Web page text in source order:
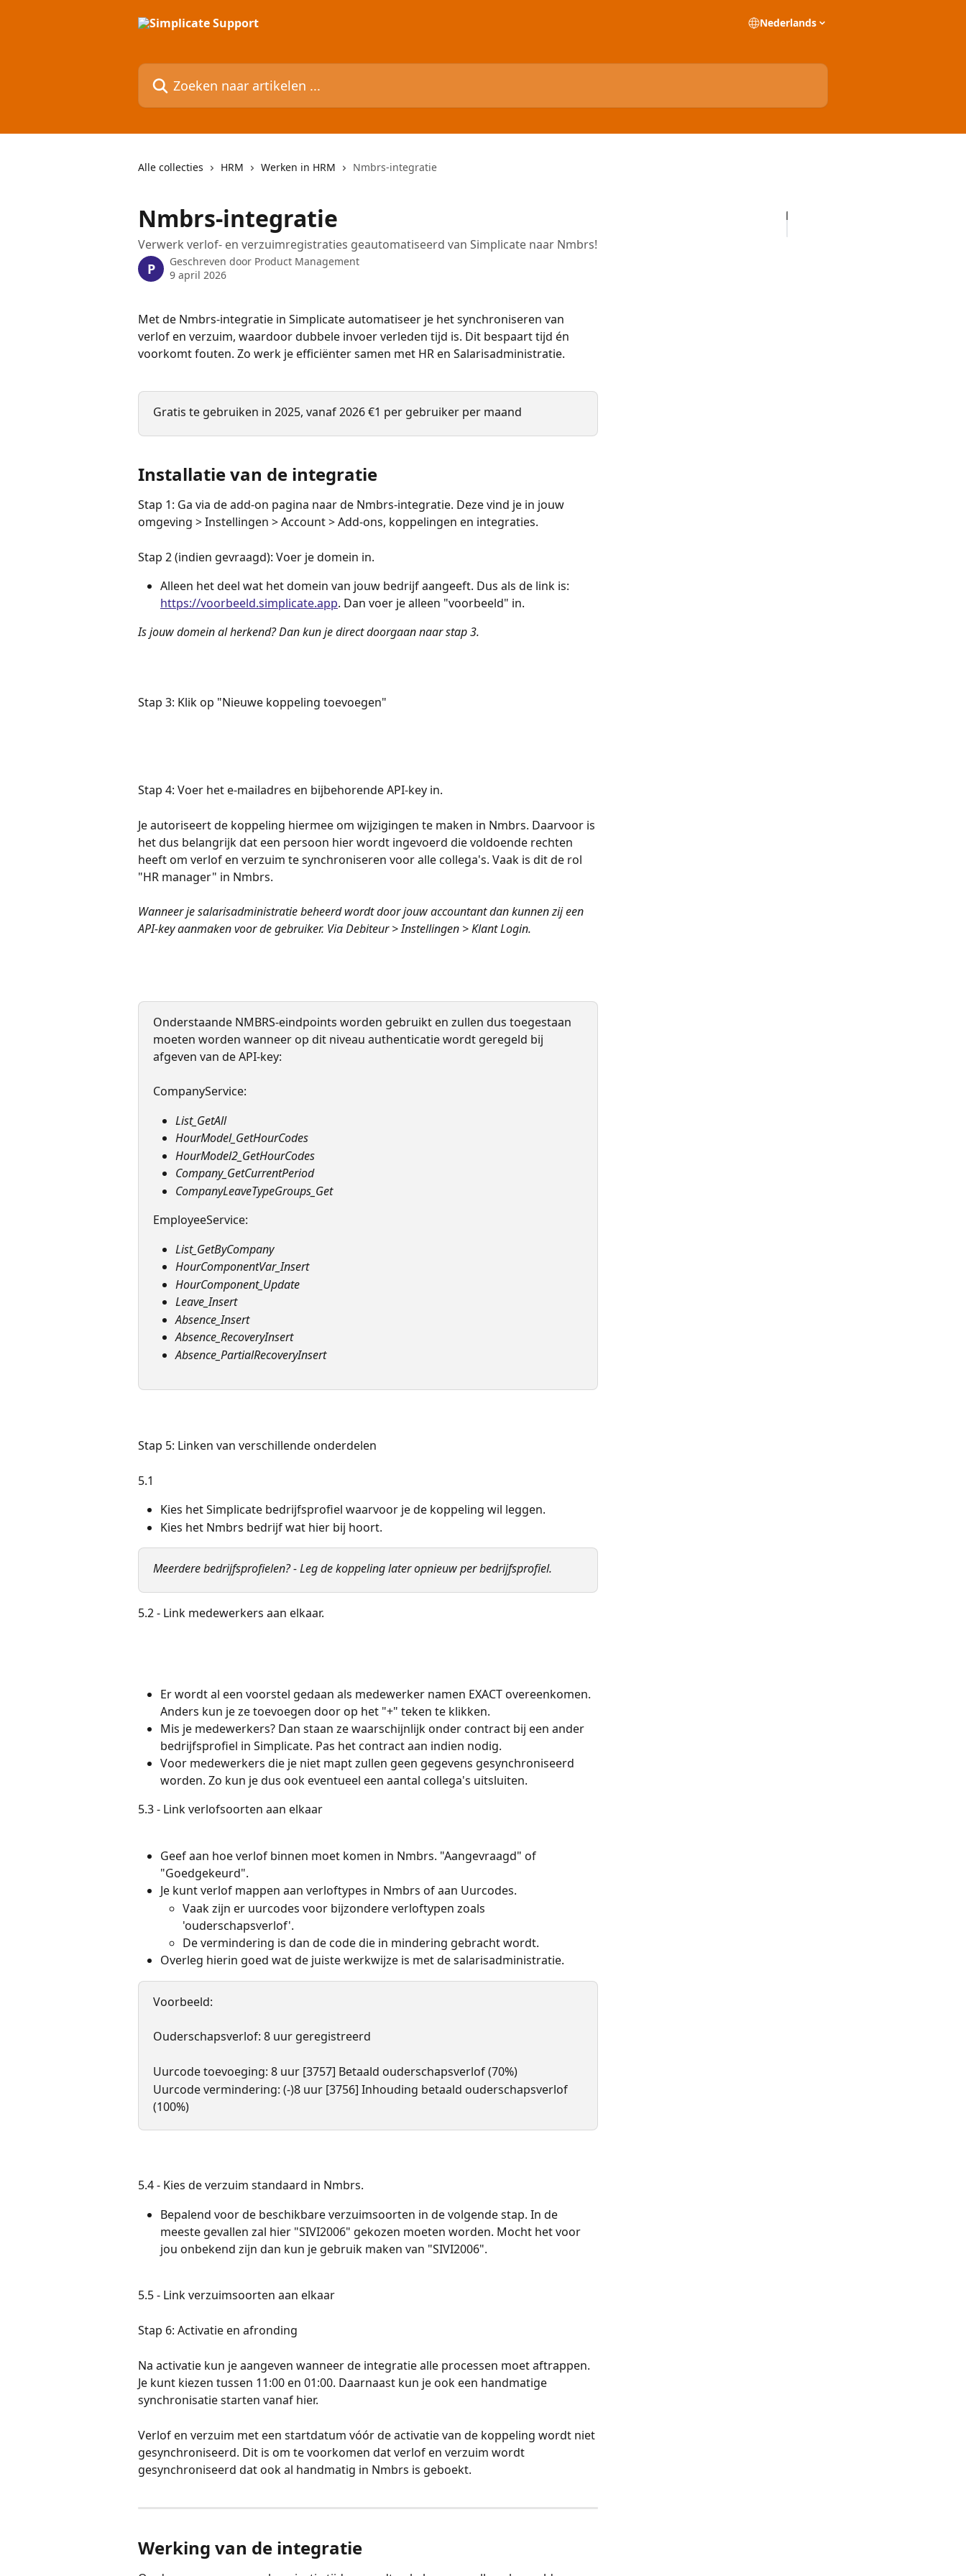
Nederlands
Zoeken naar artikelen ...
Alle collecties HRM Werken in HRM Nmbrs-integratie
Nmbrs-integratie
Verwerk verlof- en verzuimregistraties geautomatiseerd van Simplicate naar Nmbrs!
P Geschreven door Product Management
9 april 2026
Met de Nmbrs-integratie in Simplicate automatiseer je het synchroniseren van
verlof en verzuim, waardoor dubbele invoer verleden tijd is. Dit bespaart tijd én
voorkomt fouten. Zo werk je efficiënter samen met HR en Salarisadministratie.
Gratis te gebruiken in 2025, vanaf 2026 €1 per gebruiker per maand
Installatie van de integratie
Stap 1: Ga via de add-on pagina naar de Nmbrs-integratie. Deze vind je in jouw
omgeving > Instellingen > Account > Add-ons, koppelingen en integraties.
Stap 2 (indien gevraagd): Voer je domein in.
Alleen het deel wat het domein van jouw bedrijf aangeeft. Dus als de link is:
https://voorbeeld.simplicate.app. Dan voer je alleen "voorbeeld" in.
Is jouw domein al herkend? Dan kun je direct doorgaan naar stap 3.
Stap 3: Klik op "Nieuwe koppeling toevoegen"
Stap 4: Voer het e-mailadres en bijbehorende API-key in.
Je autoriseert de koppeling hiermee om wijzigingen te maken in Nmbrs. Daarvoor is
het dus belangrijk dat een persoon hier wordt ingevoerd die voldoende rechten
heeft om verlof en verzuim te synchroniseren voor alle collega's. Vaak is dit de rol
"HR manager" in Nmbrs.
Wanneer je salarisadministratie beheerd wordt door jouw accountant dan kunnen zij een
API-key aanmaken voor de gebruiker. Via Debiteur > Instellingen > Klant Login.
Onderstaande NMBRS-eindpoints worden gebruikt en zullen dus toegestaan
moeten worden wanneer op dit niveau authenticatie wordt geregeld bij
afgeven van de API-key:
CompanyService:
List_GetAll
HourModel_GetHourCodes
HourModel2_GetHourCodes
Company_GetCurrentPeriod
CompanyLeaveTypeGroups_Get
EmployeeService:
List_GetByCompany
HourComponentVar_Insert
HourComponent_Update
Leave_Insert
Absence_Insert
Absence_RecoveryInsert
Absence_PartialRecoveryInsert
Stap 5: Linken van verschillende onderdelen
5.1
Kies het Simplicate bedrijfsprofiel waarvoor je de koppeling wil leggen.
Kies het Nmbrs bedrijf wat hier bij hoort.
Meerdere bedrijfsprofielen? - Leg de koppeling later opnieuw per bedrijfsprofiel.
5.2 - Link medewerkers aan elkaar.
Er wordt al een voorstel gedaan als medewerker namen EXACT overeenkomen.
Anders kun je ze toevoegen door op het "+" teken te klikken.
Mis je medewerkers? Dan staan ze waarschijnlijk onder contract bij een ander
bedrijfsprofiel in Simplicate. Pas het contract aan indien nodig.
Voor medewerkers die je niet mapt zullen geen gegevens gesynchroniseerd
worden. Zo kun je dus ook eventueel een aantal collega's uitsluiten.
5.3 - Link verlofsoorten aan elkaar
Geef aan hoe verlof binnen moet komen in Nmbrs. "Aangevraagd" of
"Goedgekeurd".
Je kunt verlof mappen aan verloftypes in Nmbrs of aan Uurcodes.
Vaak zijn er uurcodes voor bijzondere verloftypen zoals
'ouderschapsverlof'.
De vermindering is dan de code die in mindering gebracht wordt.
Overleg hierin goed wat de juiste werkwijze is met de salarisadministratie.
Voorbeeld:
Ouderschapsverlof: 8 uur geregistreerd
Uurcode toevoeging: 8 uur [3757] Betaald ouderschapsverlof (70%)
Uurcode vermindering: (-)8 uur [3756] Inhouding betaald ouderschapsverlof
(100%)
5.4 - Kies de verzuim standaard in Nmbrs.
Bepalend voor de beschikbare verzuimsoorten in de volgende stap. In de
meeste gevallen zal hier "SIVI2006" gekozen moeten worden. Mocht het voor
jou onbekend zijn dan kun je gebruik maken van "SIVI2006".
5.5 - Link verzuimsoorten aan elkaar
Stap 6: Activatie en afronding
Na activatie kun je aangeven wanneer de integratie alle processen moet aftrappen.
Je kunt kiezen tussen 11:00 en 01:00. Daarnaast kun je ook een handmatige
synchronisatie starten vanaf hier.
Verlof en verzuim met een startdatum vóór de activatie van de koppeling wordt niet
gesynchroniseerd. Dit is om te voorkomen dat verlof en verzuim wordt
gesynchroniseerd dat ook al handmatig in Nmbrs is geboekt.
Werking van de integratie